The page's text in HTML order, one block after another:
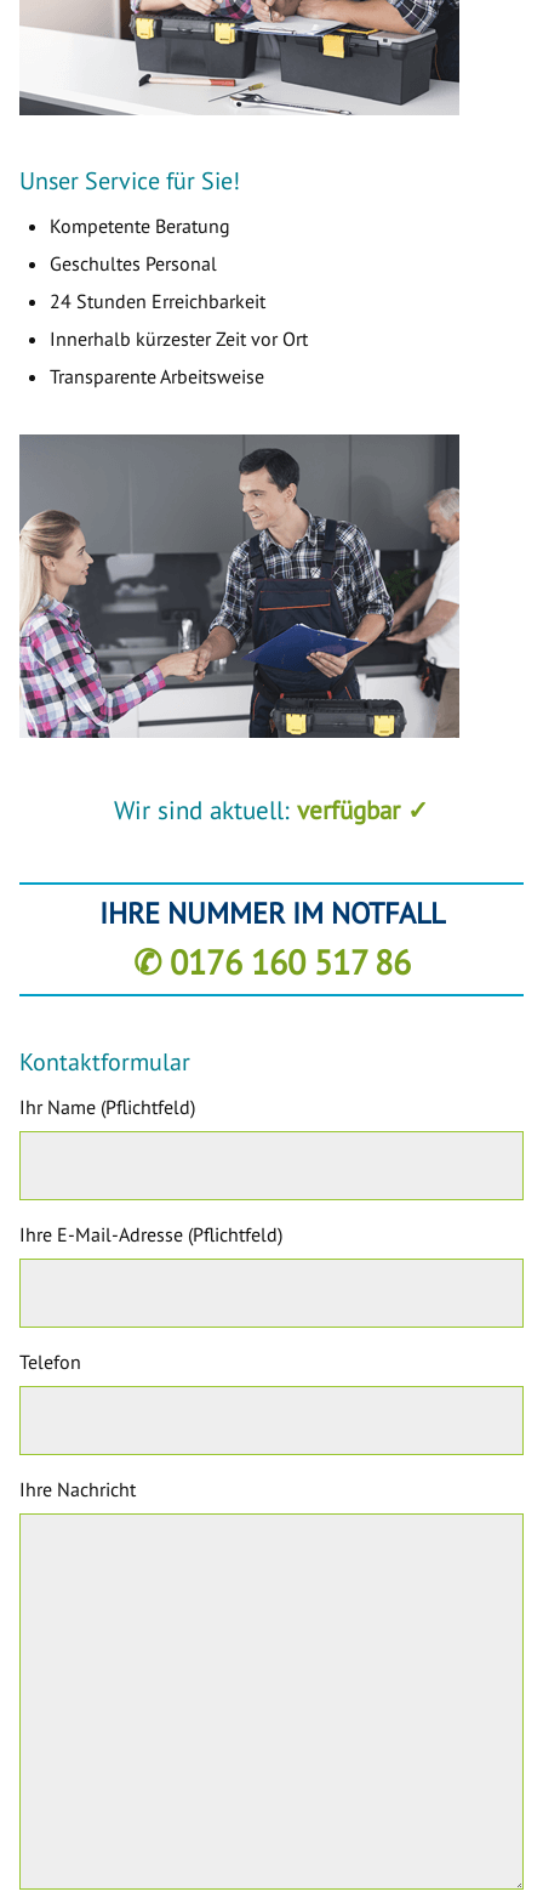
Unser Service für Sie!
Kompetente Beratung
Geschultes Personal
24 Stunden Erreichbarkeit
Innerhalb kürzester Zeit vor Ort
Transparente Arbeitsweise
Wir sind aktuell: verfügbar ✓
IHRE NUMMER IM NOTFALL
✆ 0176 160 517 86
Kontaktformular
Ihr Name (Pflichtfeld)
Ihre E-Mail-Adresse (Pflichtfeld)
Telefon
Ihre Nachricht